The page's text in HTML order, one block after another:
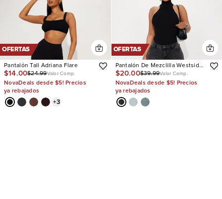
OFERTAS
Pantalón Tall Adriana Flare
$14.00$24.99Valor Comp.
NovaDeals desde $5! Precios
ya rebajados
+3
OFERTAS
Pantalón De Mezclilla Westside
Low Rise Wide Leg
$20.00$39.99Valor Comp.
NovaDeals desde $5! Precios
ya rebajados